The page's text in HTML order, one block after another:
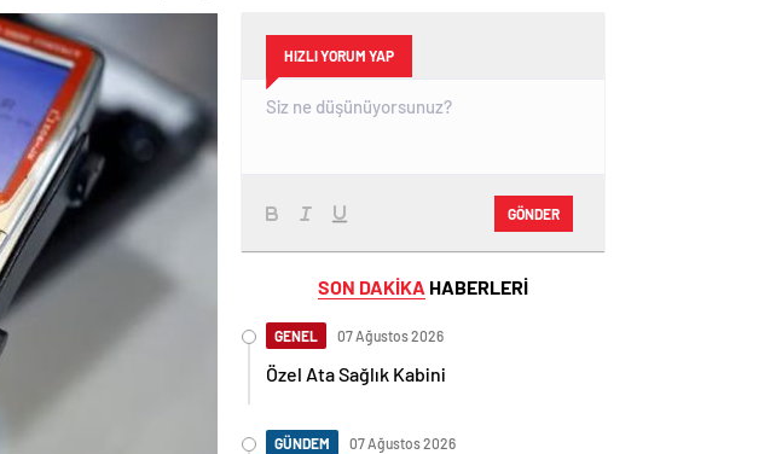
HIZLI YORUM YAP
GÖNDER
SON DAKİKA HABERLERİ
GENEL 07 Ağustos 2026
Özel Ata Sağlık Kabini
GÜNDEM 07 Ağustos 2026